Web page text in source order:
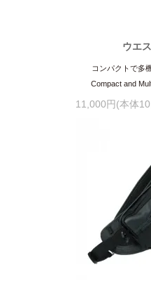
ウエ
コンパクトで多
Compact and
11,000円(本体